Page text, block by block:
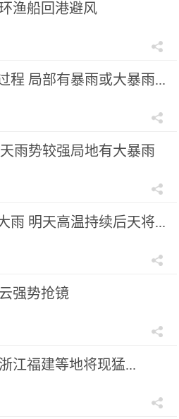
渔船回港避风
程 局部有暴雨或大暴雨...
雨势较强局地有大暴雨
雨 明天高温持续后天将...
强势抢镜
江福建等地将现猛...